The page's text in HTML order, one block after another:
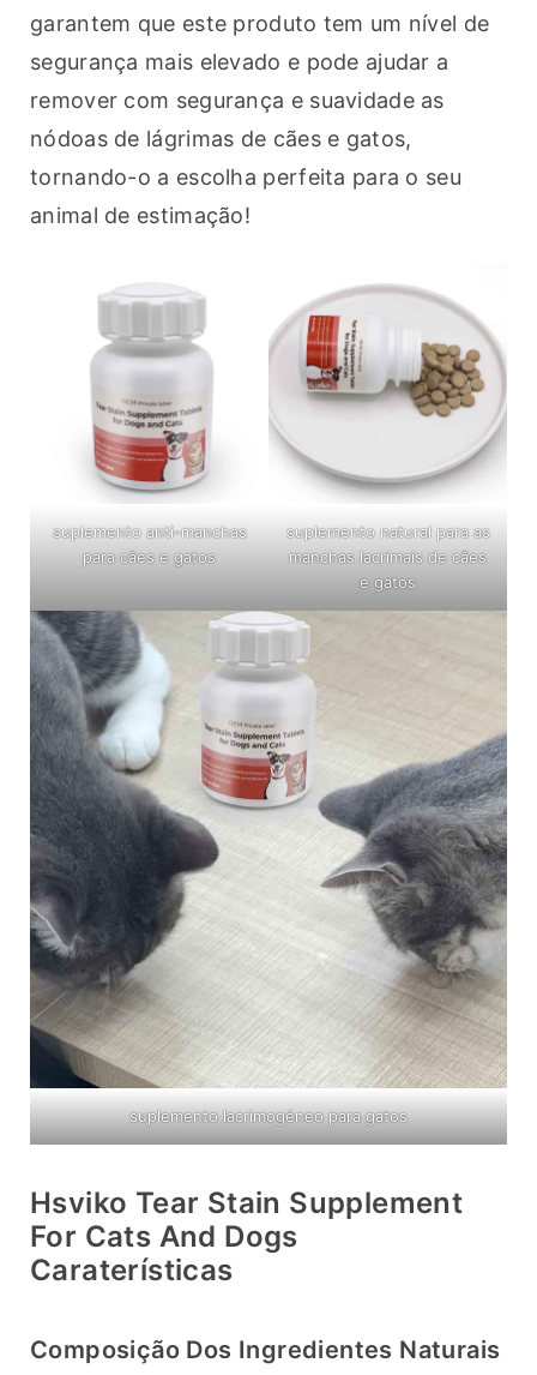
garantem que este produto tem um nível de
segurança mais elevado e pode ajudar a
remover com segurança e suavidade as
nódoas de lágrimas de cães e gatos,
tornando-o a escolha perfeita para o seu
animal de estimação!
suplemento anti-manchas
para cães e gatos
suplemento natural para as
manchas lacrimais de cães
e gatos
suplemento lacrimogéneo para gatos
Hsviko Tear Stain Supplement
For Cats And Dogs
Caraterísticas
Composição Dos Ingredientes Naturais